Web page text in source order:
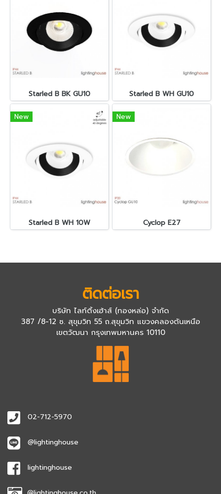
Starled B BK GU10 Starled B WH GU10
New
Starled B WH 10W
New
Cyclop E27
ติดต่อเรา
บริษัท ไลท์ติ้งเฮ้าส์ (ทองหล่อ) จำกัด
387 /8-12 ซ. สุขุมวิท 55 ถ.สุขุมวิท แขวงคลองตันเหนือ
เขตวัฒนา กรุงเทพมหานคร 10110
02-712-5970
@lightinghouse
lightinghouse